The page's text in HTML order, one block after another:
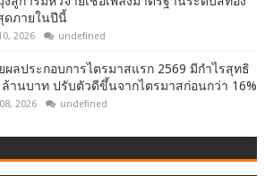
ดภายในปีนี้
2026 undefined
ยผลประกอบการไตรมาสแรก 2569 มีกำไรสุทธิ
ล้านบาท ปรับตัวดีขึ้นจากไตรมาสก่อนกว่า 16%
2026 undefined